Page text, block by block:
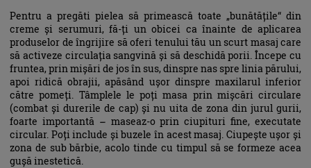
Pentru a pregăti pielea să primească toate „bunătățile“ din
creme și serumuri, fă-ți un obicei ca înainte de aplicarea
produselor de îngrijire să oferi tenului tău un scurt masaj care
să activeze circulația sangvină și să deschidă porii. Începe cu
fruntea, prin mișări de jos în sus, dinspre nas spre linia părului,
apoi ridică obrajii, apăsând ușor dinspre maxilarul inferior
către pomeți. Tâmplele le poți masa prin mișcări circulare
(combat și durerile de cap) și nu uita de zona din jurul gurii,
foarte importantă – maseaz-o prin ciupituri fine, executate
circular. Poți include și buzele în acest masaj. Ciupește ușor și
zona de sub bărbie, acolo tinde cu timpul să se formeze acea
gușă inestetică.